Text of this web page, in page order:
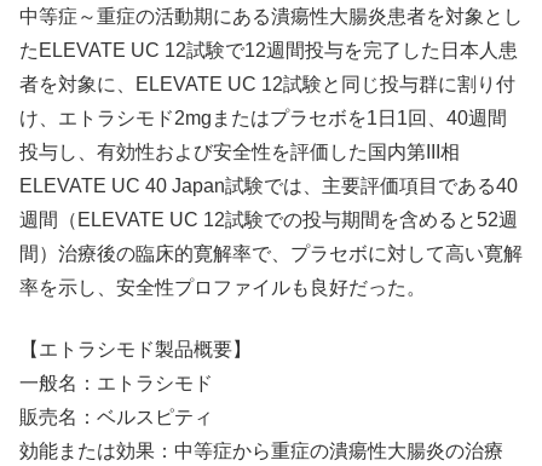
中等症～重症の活動期にある潰瘍性大腸炎患者を対象とし
たELEVATE UC 12試験で12週間投与を完了した日本人患
者を対象に、ELEVATE UC 12試験と同じ投与群に割り付
け、エトラシモド2mgまたはプラセボを1日1回、40週間
投与し、有効性および安全性を評価した国内第III相
ELEVATE UC 40 Japan試験では、主要評価項目である40
週間（ELEVATE UC 12試験での投与期間を含めると52週
間）治療後の臨床的寛解率で、プラセボに対して高い寛解
率を示し、安全性プロファイルも良好だった。
【エトラシモド製品概要】
一般名：エトラシモド
販売名：ベルスピティ
効能または効果：中等症から重症の潰瘍性大腸炎の治療